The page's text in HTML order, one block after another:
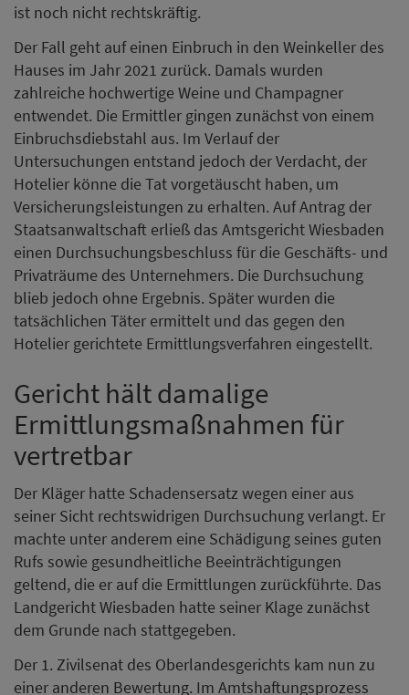
ist noch nicht rechtskräftig.
Der Fall geht auf einen Einbruch in den Weinkeller des
Hauses im Jahr 2021 zurück. Damals wurden
zahlreiche hochwertige Weine und Champagner
entwendet. Die Ermittler gingen zunächst von einem
Einbruchsdiebstahl aus. Im Verlauf der
Untersuchungen entstand jedoch der Verdacht, der
Hotelier könne die Tat vorgetäuscht haben, um
Versicherungsleistungen zu erhalten. Auf Antrag der
Staatsanwaltschaft erließ das Amtsgericht Wiesbaden
einen Durchsuchungsbeschluss für die Geschäfts- und
Privaträume des Unternehmers. Die Durchsuchung
blieb jedoch ohne Ergebnis. Später wurden die
tatsächlichen Täter ermittelt und das gegen den
Hotelier gerichtete Ermittlungsverfahren eingestellt.
Gericht hält damalige
Ermittlungsmaßnahmen für
vertretbar
Der Kläger hatte Schadensersatz wegen einer aus
seiner Sicht rechtswidrigen Durchsuchung verlangt. Er
machte unter anderem eine Schädigung seines guten
Rufs sowie gesundheitliche Beeinträchtigungen
geltend, die er auf die Ermittlungen zurückführte. Das
Landgericht Wiesbaden hatte seiner Klage zunächst
dem Grunde nach stattgegeben.
Der 1. Zivilsenat des Oberlandesgerichts kam nun zu
einer anderen Bewertung. Im Amtshaftungsprozess